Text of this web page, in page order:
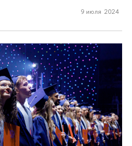
9 июля 2024